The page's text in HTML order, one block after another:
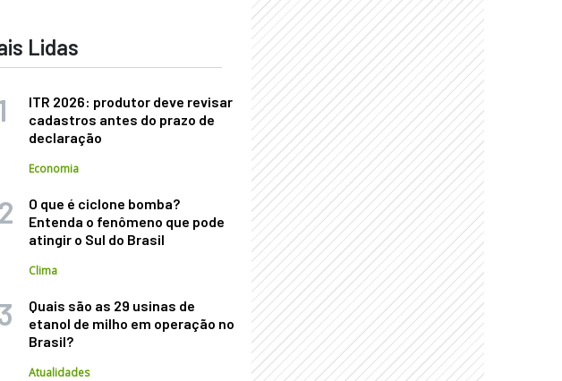
Lidas
ITR 2026: produtor deve revisar
cadastros antes do prazo de
declaração
Economia
O que é ciclone bomba?
Entenda o fenômeno que pode
atingir o Sul do Brasil
Clima
Quais são as 29 usinas de
etanol de milho em operação no
Brasil?
Atualidades